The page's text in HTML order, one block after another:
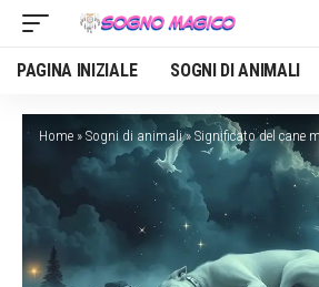
PAGINA INIZIALE SOGNI DI ANIMALI
Home » Sogni di animali» Significato del cane